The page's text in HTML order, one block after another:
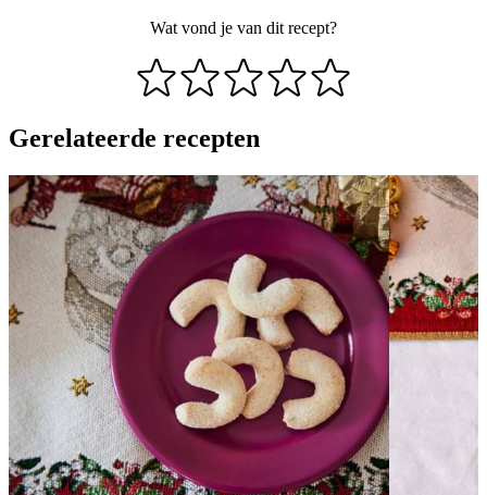
Wat vond je van dit recept?
Gerelateerde recepten